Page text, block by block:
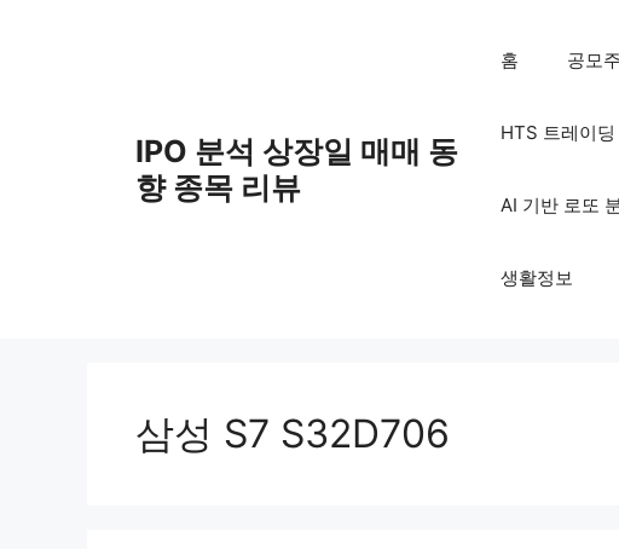
IPO 분석 상장일 매매 동
향 종목 리뷰
홈 공모
HTS 트레이
AI 기반 로또
생활정보
삼성 S7 S32D706